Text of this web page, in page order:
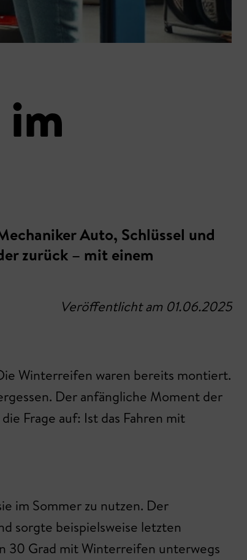
Auto, Schlüssel und
zurück – mit einem
Veröffentlicht am 01.06.2025
Winterreifen waren bereits montiert.
Der anfängliche Moment der
Frage auf: Ist das Fahren mit
im Sommer zu nutzen. Der
sorgte beispielsweise letzten
30 Grad mit Winterreifen unterwegs